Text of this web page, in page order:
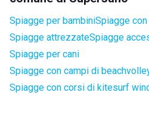
Spiagge per bambiniSpiagge
Spiagge attrezzateSpiagge
Spiagge per cani
Spiagge con campi di
Spiagge con corsi di kitesurf